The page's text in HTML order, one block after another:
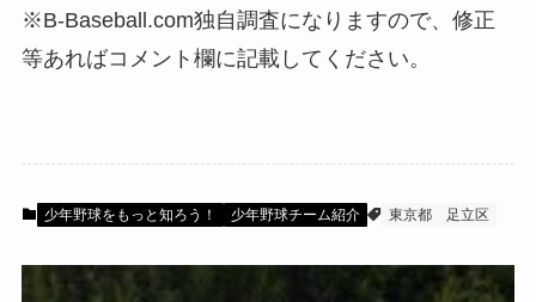
※B-Baseball.com独自調査になりますので、修正
等あればコメント欄に記載してください。
少年野球をもっと知ろう！ 少年野球チーム紹介 東京都 足立区